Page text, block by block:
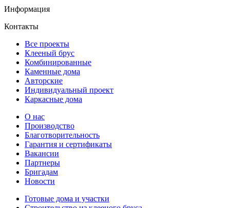
Информация
Контакты
Все проекты
Клееный брус
Комбинированные
Каменные дома
Авторские
Индивидуальный проект
Каркасные дома
О нас
Производство
Благотворительность
Гарантия и сертификаты
Вакансии
Партнеры
Бригадам
Новости
Готовые дома и участки